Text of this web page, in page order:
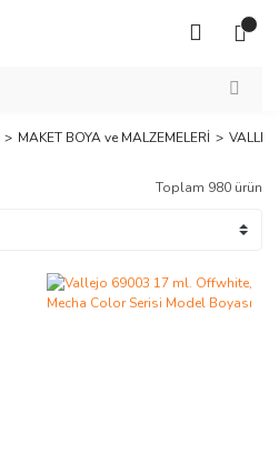
MAKET BOYA ve MALZEMELERİ
Toplam 980 ürün